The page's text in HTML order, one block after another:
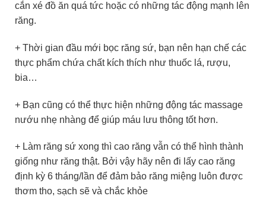
cắn xé đồ ăn quá tức hoặc có những tác động mạnh lên
răng.
+ Thời gian đầu mới bọc răng sứ, bạn nên hạn chế các
thực phẩm chứa chất kích thích như thuốc lá, rượu,
bia…
+ Bạn cũng có thể thực hiện những động tác massage
nướu nhẹ nhàng để giúp máu lưu thông tốt hơn.
+ Làm răng sứ xong thì cao răng vẫn có thể hình thành
giống như răng thật. Bởi vậy hãy nên đi lấy cao răng
định kỳ 6 tháng/lần để đảm bảo răng miệng luôn được
thơm tho, sạch sẽ và chắc khỏe